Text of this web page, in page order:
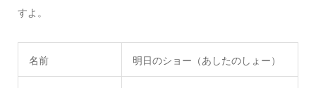
すよ。
名前 明日のショー（あしたのしょー）